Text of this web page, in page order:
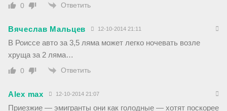
0 Ответить
Вячеслав Мальцев 12-10-2014 21:11
В Роиссе авто за 3,5 ляма может легко ночевать возле
хруща за 2 ляма…
0 Ответить
Alex max 12-10-2014 21:07
Приезжие — эмигранты они как голодные — хотят поскорее